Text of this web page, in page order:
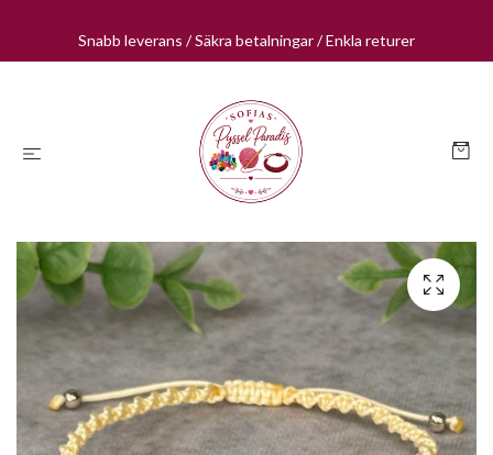
Snabb leverans / Säkra betalningar / Enkla returer